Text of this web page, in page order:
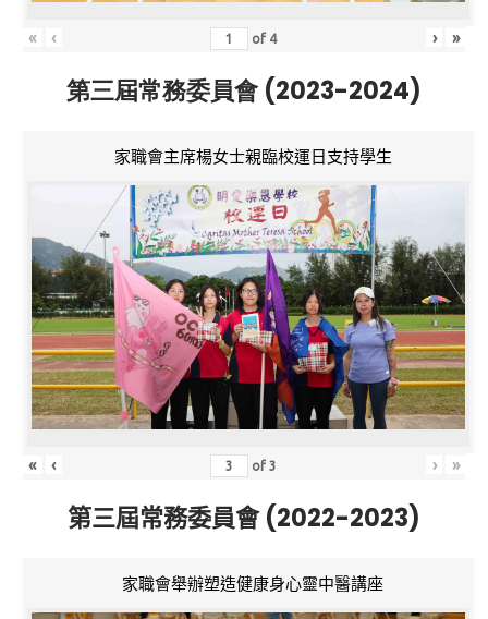
« ‹ of 4 › »
第三屆常務委員會 (2023-2024)
家職會主席楊女士親臨校運日支持學生
« ‹ of3 › »
第三屆常務委員會 (2022-2023)
家職會舉辦塑造健康身心靈中醫講座